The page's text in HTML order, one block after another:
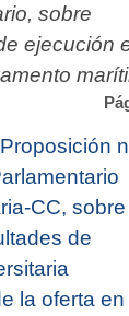
sobre
ejecución
CC, sobre
de
la oferta en